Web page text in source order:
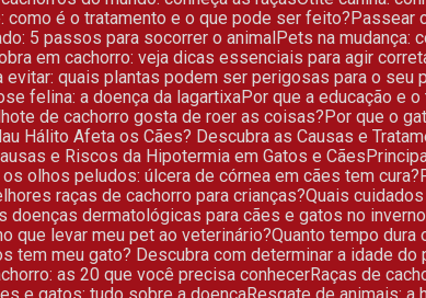
como é o tratamento e o que pode ser feito?
5 passos para socorrer o animal
Pets na
em cachorro: veja dicas essenciais para agir
evitar: quais plantas podem ser perigosas para o seu
felina: a doença da lagartixa
Por que a educação e
de cachorro gosta de roer as coisas?
Por que o
Hálito Afeta os Cães? Descubra as Causas e
e Riscos da Hipotermia em Gatos e Cães
os olhos peludos: úlcera de córnea em cães tem cura?
raças de cachorro para crianças? Quais
doenças dermatológicas para cães e gatos no
que levar meu pet ao veterinário? Quanto tempo
tem meu gato? Descubra com determinar a idade do
as 20 que você precisa conhecer Raças de